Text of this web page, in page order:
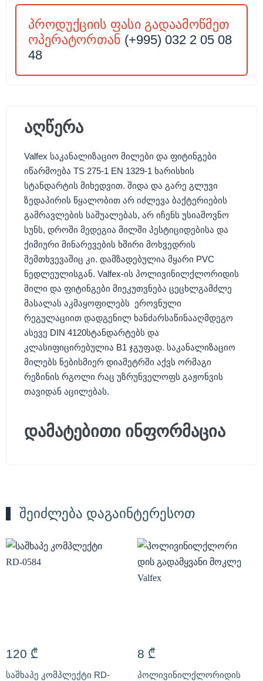
პროდუქციის ფასი გადაამოწმეთ
ოპერატორთან (+995) 032 2 05 08
48
აღწერა
Valfex საკანალიზაციო მილები და ფიტინგები
იწარმოება TS 275-1 EN 1329-1 ხარისხის
სტანდარტის მიხედვით. შიდა და გარე გლუვი
ზედაპირის წყალობით არ იძლევა ბაქტერიების
გამრავლების საშუალებას, არ იჩენს უსიამოვნო
სუნს, დროში მედეგია მილში პესტიციდებისა და
ქიმიური მინარევების ხშირი მოხვედრის
შემთხვევაშიც კი. დამზადებულია მყარი PVC
ნედლეულისგან. Valfex-ის პოლივინილქლორიდის
მილი და ფიტინგები მიეკუთვნება ცეცხლგამძლე
მასალას აკმაყოფილებს ეროვნული
რეგულაციით დადგენილ ხანძარსაწინააღმდეგო
ასევე DIN 4120სტანდარტებს და
კლასიფიცირებულია B1 ჯგუფად. საკანალიზაციო
მილებს ნებისმიერ დიამეტრში აქვს ორმაგი
რეზინის რგოლი რაც უზრუნველოფს გაჟონვის
თავიდან აცილებას.
დამატებითი ინფორმაცია
შეიძლება დაგაინტერესოთ
120 ₾
საშხაპე კომპლექტი RD-
8 ₾
პოლივინილქლორიდის